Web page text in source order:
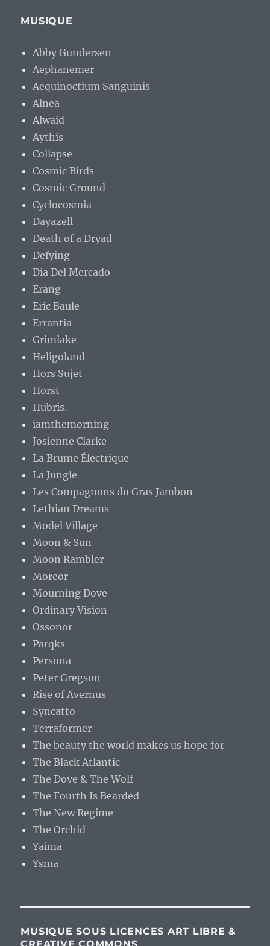
MUSIQUE
Abby Gundersen
Aephanemer
Aequinoctium Sanguinis
Alnea
Alwaid
Aythis
Collapse
Cosmic Birds
Cosmic Ground
Cyclocosmia
Dayazell
Death of a Dryad
Defying
Dia Del Mercado
Erang
Eric Baule
Errantia
Grimlake
Heligoland
Hors Sujet
Horst
Hubris.
iamthemorning
Josienne Clarke
La Brume Électrique
La Jungle
Les Compagnons du Gras Jambon
Lethian Dreams
Model Village
Moon & Sun
Moon Rambler
Moreor
Mourning Dove
Ordinary Vision
Ossonor
Parqks
Persona
Peter Gregson
Rise of Avernus
Syncatto
Terraformer
The beauty the world makes us hope for
The Black Atlantic
The Dove & The Wolf
The Fourth Is Bearded
The New Regime
The Orchid
Yaima
Ysma
MUSIQUE SOUS LICENCES ART LIBRE &